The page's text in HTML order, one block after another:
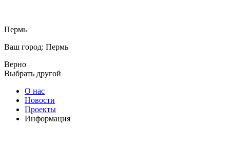
Пермь
Ваш город: Пермь
Верно
Выбрать другой
О нас
Новости
Проекты
Информация